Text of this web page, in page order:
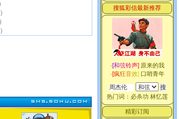
搜狐彩信最新推荐
·[和弦铃声] 原来的我
·[疯狂音效] 口哨青年
热门词： 必杀功 林忆莲
精彩订阅